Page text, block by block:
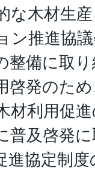
な木材生
ン推進協
整備に取
啓発のた
材利用促
普及啓発
進協定制